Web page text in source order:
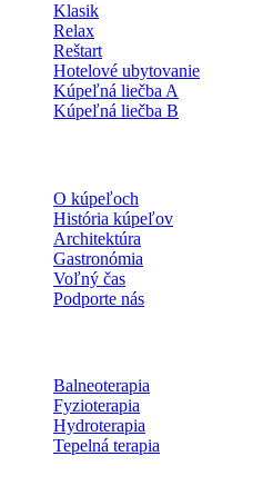
Klasik
Relax
Reštart
Hotelové ubytovanie
Kúpeľná liečba A
Kúpeľná liečba B
O kúpeľoch
História kúpeľov
Architektúra
Gastronómia
Voľný čas
Podporte nás
Balneoterapia
Fyzioterapia
Hydroterapia
Tepelná terapia